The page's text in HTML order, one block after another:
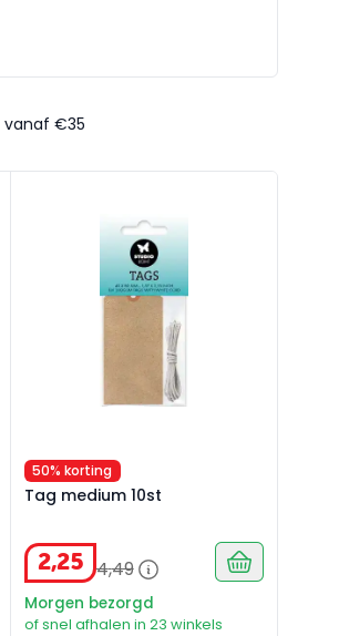
vanaf €35
50% korting
Tag medium 10st
2,25 4,49
Morgen bezorgd
of snel afhalen in 23 winkels